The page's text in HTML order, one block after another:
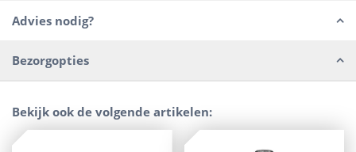
Advies nodig?
Bezorgopties
Bekijk ook de volgende artikelen: